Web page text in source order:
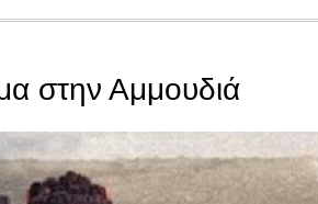
στην Αμμουδιά